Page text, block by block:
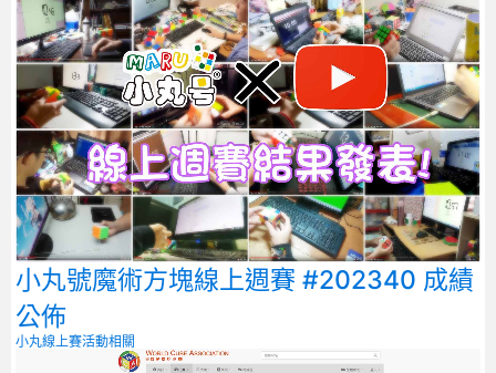
小丸號魔術方塊線上週賽 #202340 成績
公佈
小丸線上賽活動相關